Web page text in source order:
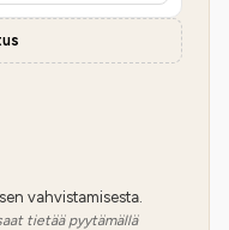
vahvistamisesta.
tietää pyytämällä